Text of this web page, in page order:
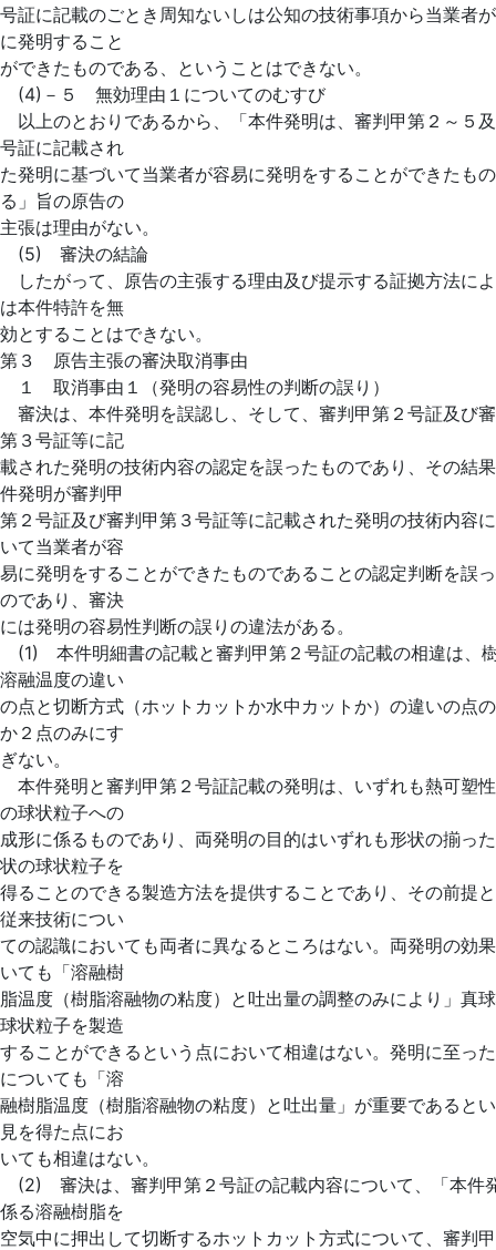
号証に記載のごとき周知ないしは公知の技術事項から当業者
に発明すること
ができたものである、ということはできない。
(4)－５ 無効理由１についてのむすび
以上のとおりであるから、「本件発明は、審判甲第２～５
号証に記載され
た発明に基づいて当業者が容易に発明をすることができたも
る」旨の原告の
主張は理由がない。
(5) 審決の結論
したがって、原告の主張する理由及び提示する証拠方法に
は本件特許を無
効とすることはできない。
第３ 原告主張の審決取消事由
１ 取消事由１（発明の容易性の判断の誤り）
審決は、本件発明を誤認し、そして、審判甲第２号証及び
第３号証等に記
載された発明の技術内容の認定を誤ったものであり、その結
件発明が審判甲
第２号証及び審判甲第３号証等に記載された発明の技術内容
いて当業者が容
易に発明をすることができたものであることの認定判断を誤
のであり、審決
には発明の容易性判断の誤りの違法がある。
(1) 本件明細書の記載と審判甲第２号証の記載の相違は、
溶融温度の違い
の点と切断方式（ホットカットか水中カットか）の違いの点
か２点のみにす
ぎない。
本件発明と審判甲第２号証記載の発明は、いずれも熱可塑
の球状粒子への
成形に係るものであり、両発明の目的はいずれも形状の揃っ
状の球状粒子を
得ることのできる製造方法を提供することであり、その前提
従来技術につい
ての認識においても両者に異なるところはない。両発明の効
いても「溶融樹
脂温度（樹脂溶融物の粘度）と吐出量の調整のみにより」真
球状粒子を製造
することができるという点において相違はない。発明に至っ
についても「溶
融樹脂温度（樹脂溶融物の粘度）と吐出量」が重要であると
見を得た点にお
いても相違はない。
(2) 審決は、審判甲第２号証の記載内容について、「本件
係る溶融樹脂を
空気中に押出して切断するホットカット方式について、審判